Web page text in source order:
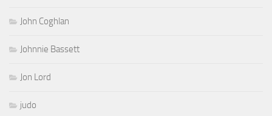
John Coghlan
Johnnie Bassett
Jon Lord
judo